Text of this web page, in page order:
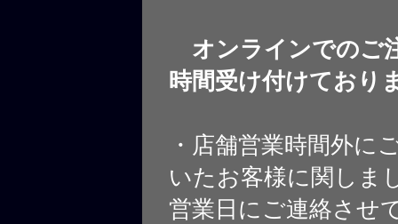
オンラインでのご
時間受け付けており
・店舗営業時間外に
いたお客様に関しま
営業日にご連絡させ